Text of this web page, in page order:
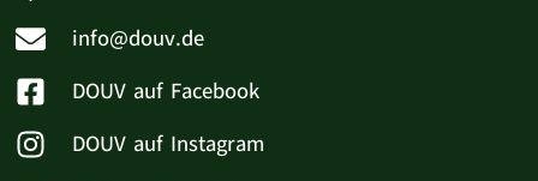
info@douv.de
DOUV auf Facebook
DOUV auf Instagram